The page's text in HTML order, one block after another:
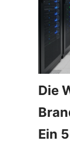
Die
Ein